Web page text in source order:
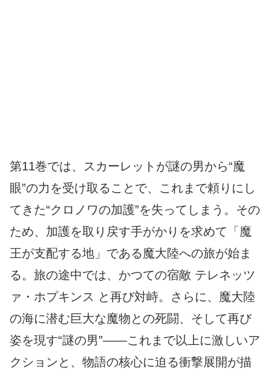
第11巻では、スカーレットが謎の男から“魔
眼”の力を受け取ることで、これまで頼りにし
てきた“クロノワの加護”を失ってしまう。その
ため、加護を取り戻す手がかりを求めて「魔
王が支配する地」である魔大陸への旅が始ま
る。旅の途中では、かつての宿敵 テレネッツ
ァ・ホプキンス と再び対峙。さらに、魔大陸
の海に潜む巨大な魔物との死闘、そして再び
姿を現す“謎の男”――これまで以上に激しいア
クションと、物語の核心に迫る衝撃展開が描